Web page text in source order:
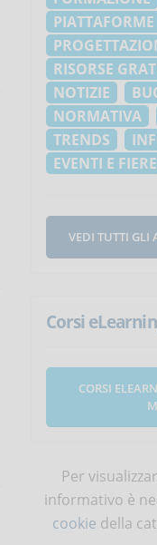
RISORSE
NOTIZIE
NORMATIVA
TRENDS
EVENTI E FIERE
VEDI TUTTI GLI
Corsi
CORSI
Per
informativo è
cookie della